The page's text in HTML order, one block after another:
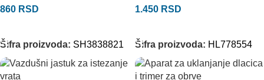
860 RSD
Šifra proizvoda: SH3838821
1.450 RSD
Šifra proizvoda: HL778554